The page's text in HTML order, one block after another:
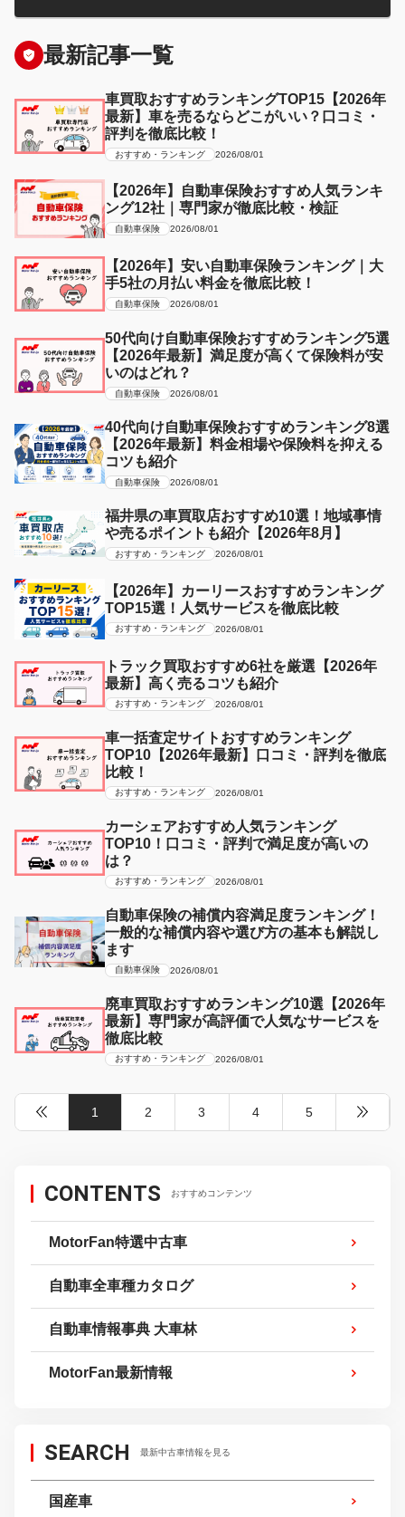
最新記事一覧
車買取おすすめランキングTOP15【2026年
最新】車を売るならどこがいい？口コミ・
評判を徹底比較！
おすすめ・ランキング 2026/08/01
【2026年】自動車保険おすすめ人気ランキ
ング12社｜専門家が徹底比較・検証
自動車保険 2026/08/01
【2026年】安い自動車保険ランキング｜大
手5社の月払い料金を徹底比較！
自動車保険 2026/08/01
50代向け自動車保険おすすめランキング5選
【2026年最新】満足度が高くて保険料が安
いのはどれ？
自動車保険 2026/08/01
40代向け自動車保険おすすめランキング8選
【2026年最新】料金相場や保険料を抑える
コツも紹介
自動車保険 2026/08/01
福井県の車買取店おすすめ10選！地域事情
や売るポイントも紹介【2026年8月】
おすすめ・ランキング 2026/08/01
【2026年】カーリースおすすめランキング
TOP15選！人気サービスを徹底比較
おすすめ・ランキング 2026/08/01
トラック買取おすすめ6社を厳選【2026年
最新】高く売るコツも紹介
おすすめ・ランキング 2026/08/01
車一括査定サイトおすすめランキング
TOP10【2026年最新】口コミ・評判を徹底
比較！
おすすめ・ランキング 2026/08/01
カーシェアおすすめ人気ランキング
TOP10！口コミ・評判で満足度が高いの
は？
おすすめ・ランキング 2026/08/01
自動車保険の補償内容満足度ランキング！
一般的な補償内容や選び方の基本も解説し
ます
自動車保険 2026/08/01
廃車買取おすすめランキング10選【2026年
最新】専門家が高評価で人気なサービスを
徹底比較
おすすめ・ランキング 2026/08/01
1 2 3 4 5
CONTENTS おすすめコンテンツ
MotorFan特選中古車
自動車全車種カタログ
自動車情報事典 大車林
MotorFan最新情報
SEARCH 最新中古車情報を見る
国産車